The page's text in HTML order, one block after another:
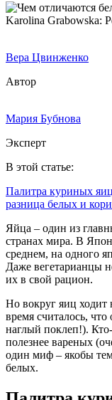
Karolina Grabowska:
Вера Цвинженко
Автор
Мария Бубнова
Эксперт
В этой статье:
Палитра куриных яиц
разница белых и
Яйца – один из
странах мира. В
среднем, на одного
Даже вегетарианцы
их в свой рацион.
Но вокруг яиц ходит
время считалось,
наглый поклеп!).
полезнее вареных
один миф – якобы
белых.